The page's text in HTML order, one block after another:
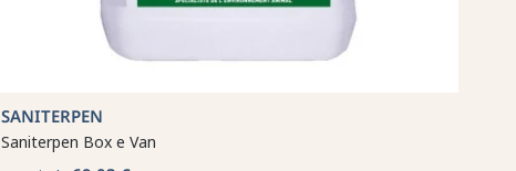
SANITERPEN
Saniterpen Box e Van